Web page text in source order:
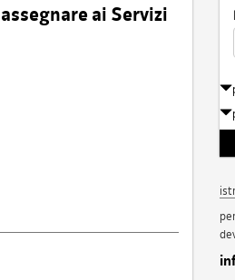
ai Servizi